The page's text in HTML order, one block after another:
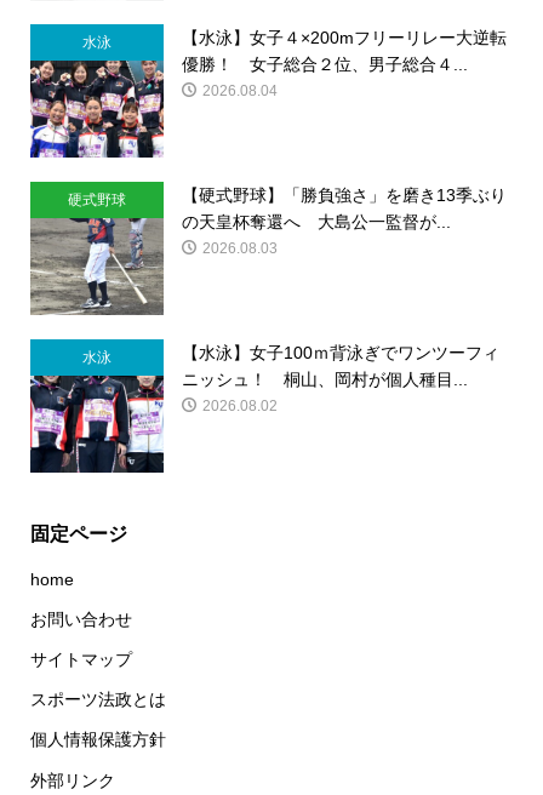
水泳
【水泳】女子４×200mフリーリレー大逆転
優勝！ 女子総合２位、男子総合４...
2026.08.04
硬式野球
【硬式野球】「勝負強さ」を磨き13季ぶり
の天皇杯奪還へ 大島公一監督が...
2026.08.03
水泳
【水泳】女子100ｍ背泳ぎでワンツーフィ
ニッシュ！ 桐山、岡村が個人種目...
2026.08.02
固定ページ
home
お問い合わせ
サイトマップ
スポーツ法政とは
個人情報保護方針
外部リンク